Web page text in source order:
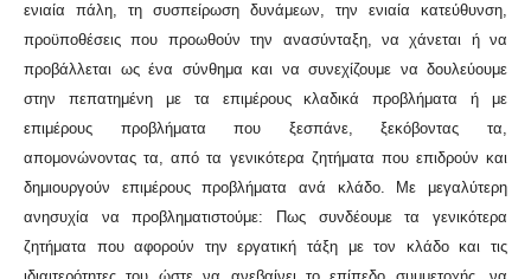
ενιαία πάλη, τη συσπείρωση δυνάμεων, την ενιαία κατεύθυνση,
προϋποθέσεις που προωθούν την ανασύνταξη, να χάνεται ή να
προβάλλεται ως ένα σύνθημα και να συνεχίζουμε να δουλεύουμε
στην πεπατημένη με τα επιμέρους κλαδικά προβλήματα ή με
επιμέρους προβλήματα που ξεσπάνε, ξεκόβοντας τα,
απομονώνοντας τα, από τα γενικότερα ζητήματα που επιδρούν και
δημιουργούν επιμέρους προβλήματα ανά κλάδο. Με μεγαλύτερη
ανησυχία να προβληματιστούμε: Πως συνδέουμε τα γενικότερα
ζητήματα που αφορούν την εργατική τάξη με τον κλάδο και τις